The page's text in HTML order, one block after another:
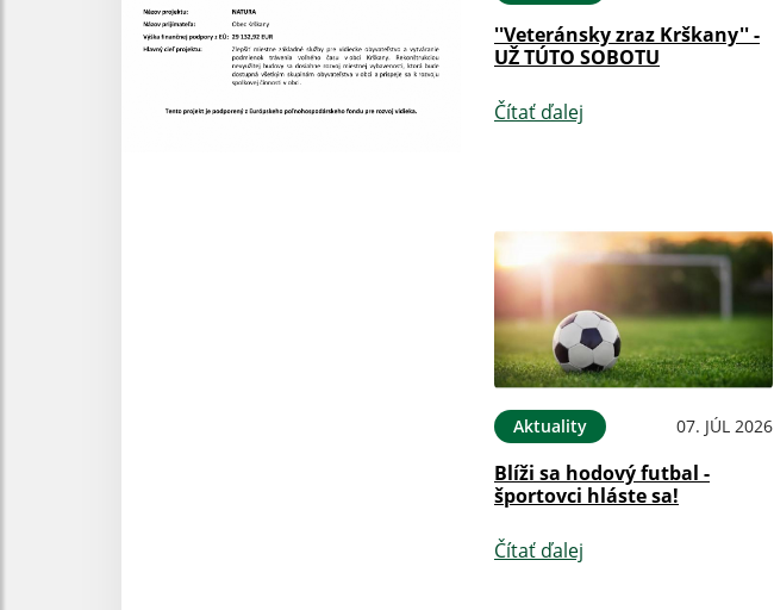
''Veteránsky zraz Krškany'' -
UŽ TÚTO SOBOTU
Čítať ďalej
Aktuality 07. JÚL 2026
Blíži sa hodový futbal -
športovci hláste sa!
Čítať ďalej